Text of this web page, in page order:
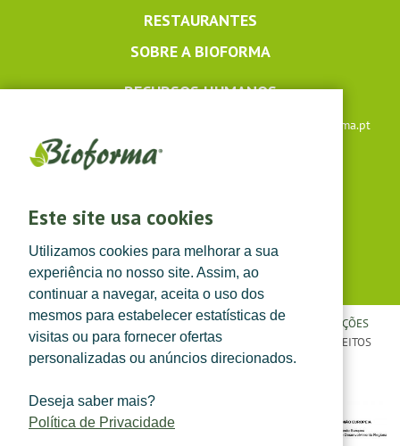
Este site usa cookies
Utilizamos cookies para melhorar a sua
experiência no nosso site. Assim, ao
continuar a navegar, aceita o uso dos
mesmos para estabelecer estatísticas de
visitas ou para fornecer ofertas
personalizadas ou anúncios direcionados.
Deseja saber mais?
Política de Privacidade
RESTAURANTES
SOBRE A BIOFORMA
RECURSOS HUMANOS
lojaonline@bioforma.pt
(dias úteis das 8h30 às 13h e das 14h às 17h30)
POLÍTICA DE PRIVACIDADE|TERMOS E CONDIÇÕES
CONDIÇÕES
GERAIS DE VENDA | ©TOPFARMA, LDA. 2022.
TODOS OS DIREITOS
RESERVADOS.